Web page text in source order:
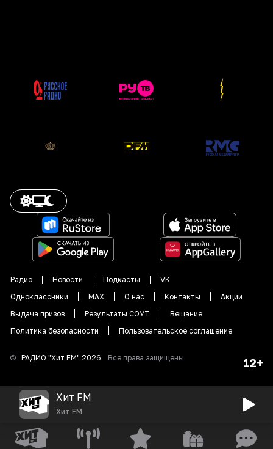
Радио Новости Подкасты
VK
Одноклассники
MAX О нас Контакты
Акции
Выдача призов
Результаты СОУТ
Вещание
Политика безопасности
Пользовательское соглашение
© РАДИО "Хит FM" 2026. Все права защищены. 12+
Хит FM
Хит FM